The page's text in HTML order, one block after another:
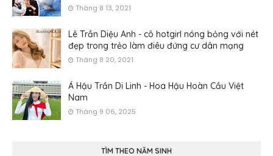
Tháng 8 13, 2021
Lê Trần Diệu Anh - cô hotgirl nóng bỏng với nét
đẹp trong trẻo làm điêu đứng cư dân mạng
Tháng 8 20, 2021
Á Hậu Trần Di Linh - Hoa Hậu Hoàn Cầu Việt
Nam
Tháng 9 06, 2025
TÌM THEO NĂM SINH